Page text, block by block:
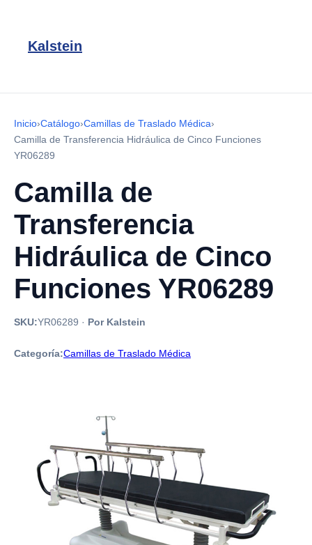
Kalstein
Inicio›Catálogo›Camillas de Traslado Médica›
Camilla de Transferencia Hidráulica de Cinco Funciones
YR06289
Camilla de
Transferencia
Hidráulica de Cinco
Funciones YR06289
SKU:YR06289 · Por Kalstein
Categoría:Camillas de Traslado Médica